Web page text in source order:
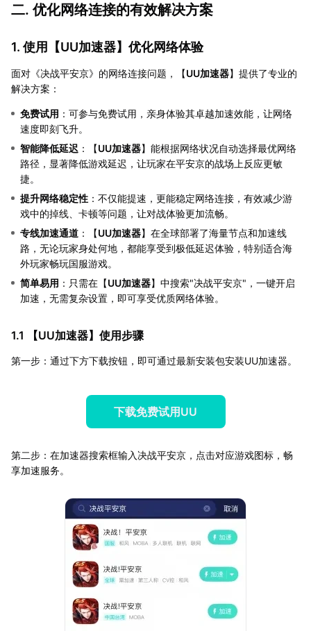
二. 优化网络连接的有效解决方案
1. 使用【UU加速器】优化网络体验
面对《决战平安京》的网络连接问题，【UU加速器】提供了专业的
解决方案：
免费试用 ：可参与免费试用，亲身体验其卓越加速效能，让网络
速度即刻飞升。
智能降低延迟 ：【UU加速器】能根据网络状况自动选择最优网络
路径，显著降低游戏延迟，让玩家在平安京的战场上反应更敏
捷。
提升网络稳定性 ：不仅能提速，更能稳定网络连接，有效减少游
戏中的掉线、卡顿等问题，让对战体验更加流畅。
专线加速通道 ：【UU加速器】在全球部署了海量节点和加速线
路，无论玩家身处何地，都能享受到极低延迟体验，特别适合海
外玩家畅玩国服游戏。
简单易用 ：只需在【UU加速器】中搜索"决战平安京"，一键开启
加速，无需复杂设置，即可享受优质网络体验。
1.1 【UU加速器】使用步骤
第一步：通过下方下载按钮，即可通过最新安装包安装UU加速器。
下载免费试用UU
第二步：在加速器搜索框输入决战平安京，点击对应游戏图标，畅
享加速服务。